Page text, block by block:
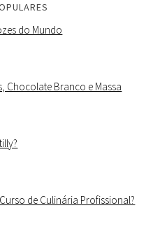
do Mundo
Chocolate Branco e Massa
de Culinária Profissional?